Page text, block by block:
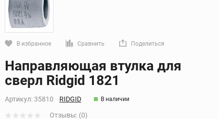
В избранное Сравнить Поделиться
Направляющая втулка для
сверл Ridgid 1821
Артикул:35810 RIDGID В наличии
Отзывы: (0)